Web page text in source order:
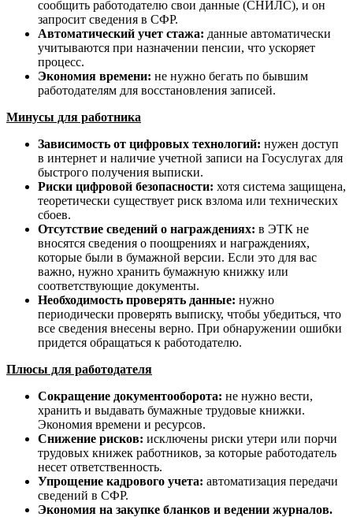
сообщить работодателю свои данные (СНИЛС), и он
запросит сведения в СФР.
Автоматический учет стажа: данные автоматически
учитываются при назначении пенсии, что ускоряет
процесс.
Экономия времени: не нужно бегать по бывшим
работодателям для восстановления записей.
Минусы для работника
Зависимость от цифровых технологий: нужен доступ
в интернет и наличие учетной записи на Госуслугах для
быстрого получения выписки.
Риски цифровой безопасности: хотя система защищена,
теоретически существует риск взлома или технических
сбоев.
Отсутствие сведений о награждениях: в ЭТК не
вносятся сведения о поощрениях и награждениях,
которые были в бумажной версии. Если это для вас
важно, нужно хранить бумажную книжку или
соответствующие документы.
Необходимость проверять данные: нужно
периодически проверять выписку, чтобы убедиться, что
все сведения внесены верно. При обнаружении ошибки
придется обращаться к работодателю.
Плюсы для работодателя
Сокращение документооборота: не нужно вести,
хранить и выдавать бумажные трудовые книжки.
Экономия времени и ресурсов.
Снижение рисков: исключены риски утери или порчи
трудовых книжек работников, за которые работодатель
несет ответственность.
Упрощение кадрового учета: автоматизация передачи
сведений в СФР.
Экономия на закупке бланков и ведении журналов.